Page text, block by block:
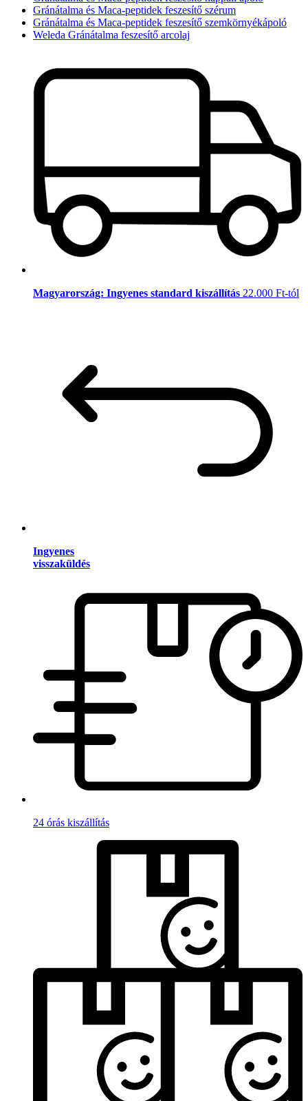
Gránátalma és Maca-peptidek feszesítő szérum
Gránátalma és Maca-peptidek feszesítő szemkörnyékápoló
Weleda Gránátalma feszesítő arcolaj
Magyarország: Ingyenes standard kiszállítás 22.000 Ft-tól
Ingyenes
visszaküldés
24 órás kiszállítás